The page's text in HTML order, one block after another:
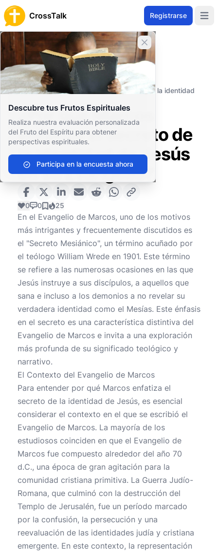
CrossTalk Registrarse
Cerrar banner
Descubre tus Frutos Espirituales
Realiza nuestra evaluación personalizada
del Fruto del Espíritu para obtener
perspectivas espirituales.
Participa en la encuesta ahora
Inicio
Archivo de Preguntas
Nuevo Testamento
Los Evangelios
¿Por qué Marcos enfatiza el secreto de la identidad
¿Por qué Marcos
enfatiza el secreto de
la identidad de Jesús
en su Evangelio?
0 0 25
En el Evangelio de Marcos, uno de los motivos
más intrigantes y frecuentemente discutidos es
el "Secreto Mesiánico", un término acuñado por
el teólogo William Wrede en 1901. Este término
se refiere a las numerosas ocasiones en las que
Jesús instruye a sus discípulos, a aquellos que
sana e incluso a los demonios a no revelar su
verdadera identidad como el Mesías. Este énfasis
en el secreto es una característica distintiva del
Evangelio de Marcos e invita a una exploración
más profunda de su significado teológico y
narrativo.
El Contexto del Evangelio de Marcos
Para entender por qué Marcos enfatiza el
secreto de la identidad de Jesús, es esencial
considerar el contexto en el que se escribió el
Evangelio de Marcos. La mayoría de los
estudiosos coinciden en que el Evangelio de
Marcos fue compuesto alrededor del año 70
d.C., una época de gran agitación para la
comunidad cristiana primitiva. La Guerra Judío-
Romana, que culminó con la destrucción del
Templo de Jerusalén, fue un período marcado
por la confusión, la persecución y una
reevaluación de las identidades judía y cristiana
emergente. En este contexto, la representación